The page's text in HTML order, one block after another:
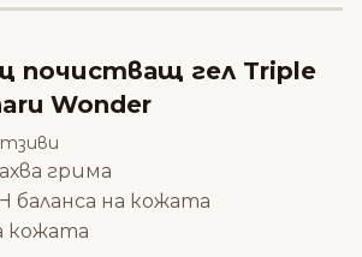
почистващ гел Triple
Wonder
грима
баланса на кожата
кожата